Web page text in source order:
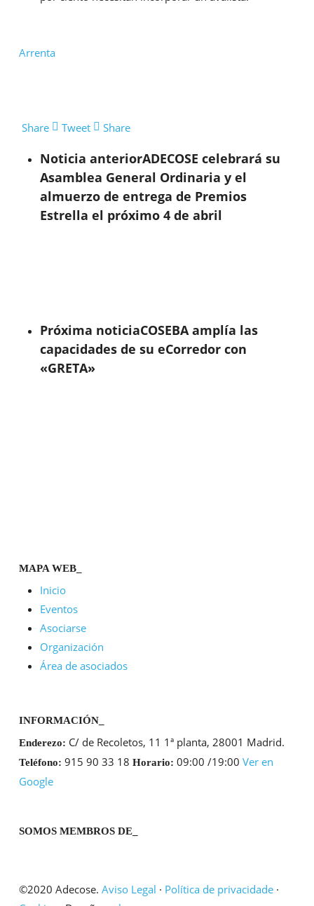
Arrenta
Share Tweet Share
Noticia anteriorADECOSE celebrará su
Asamblea General Ordinaria y el
almuerzo de entrega de Premios
Estrella el próximo 4 de abril
Próxima noticiaCOSEBA amplía las
capacidades de su eCorredor con
«GRETA»
MAPA WEB_
Inicio
Eventos
Asociarse
Organización
Área de asociados
INFORMACIÓN_
Enderezo: C/ de Recoletos, 11 1ª planta, 28001 Madrid.
Teléfono: 915 90 33 18 Horario: 09:00 /19:00 Ver en
Google
SOMOS MEMBROS DE_
©2020 Adecose. Aviso Legal · Política de privacidade·